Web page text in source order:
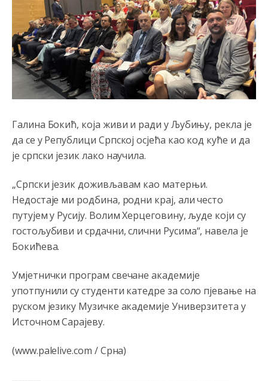
Галина Бокић, која живи и ради у Љубињу, рекла је
да се у Републици Српској осјећа као код куће и да
је српски језик лако научила.
„Српски језик доживљавам као матерњи.
Недостаје ми родбина, родни крај, али често
путујем у Русију. Волим Херцеговину, људе који су
гостољубиви и срдачни, слични Русима“, навела је
Бокићева.
Умјетнички програм свечане академије
употпунили су студенти катедре за соло пјевање на
руском језику Музичке академије Универзитета у
Источном Сарајеву.
(www.palelive.com / Срна)
Анонимно2810587 јуче 11:11
Evo dasak vijetra s Romanije,neko iz publike povika,ma
pusti ih ciganija...pocetkom ovog vjeka,neko rece za
Radovana i Ratka kaki su oni srbi...i poce dalje da
besjedi znam ja dobro sta je bilo u Ag-ci...
Анонимно2810587 јуче 11:13
Proguglajte
Анонимно2810587 јуче 11:21
O kako su cudni lvi ljudi,uzeli bi sve da mogu...a ja srce
svima fajem,radujem se tudjoj sreci.I ko ima i ko nema
na iso ce mjesto leci!
Анонимно2810587 јуче 11:24
Nije u svijetu problem,nahraniti siromasnd,kako nahraniti
bogate!?
Анонимно2810587
Анонимно2811968 јуче 11:38
Sta bi rekao prof.Momcil o Gigovic?Tako je lepi moj!
Narod ne zeli da ih vode bogati i podobni,narod hoce